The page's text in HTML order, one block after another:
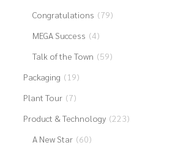
Congratulations (79)
MEGA Success (4)
Talk of the Town (59)
Packaging (19)
Plant Tour (7)
Product & Technology (223)
A New Star (60)